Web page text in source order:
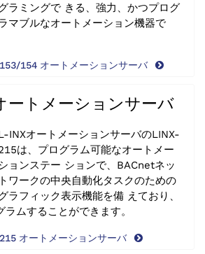
ラミングで きる、強力、かつプログ
マブルなオートメーション機器で
154 オートメーションサーバ
ートメーションサーバ
INXオートメーションサーバのLINX-
は、プログラム可能なオートメー
ョンステー ションで、BACnetネッ
トワークの中央自動化タスクのための
ラフィック表示機能を備 えており、
ムすることができます。
オートメーションサーバ